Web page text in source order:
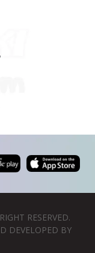
RESERVED.
DEVELOPED BY